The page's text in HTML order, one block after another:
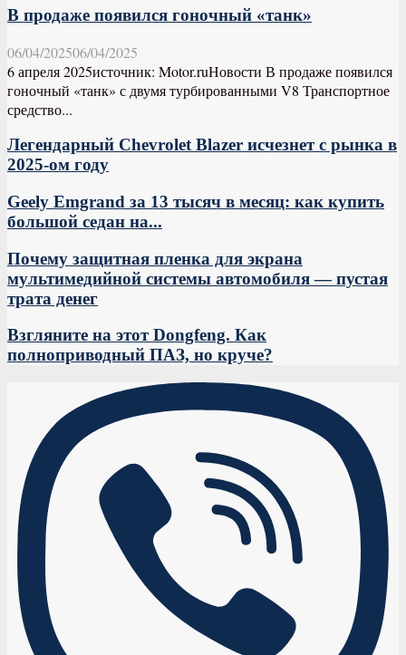
В продаже появился гоночный «танк»
06/04/202506/04/2025
6 апреля 2025источник: Motor.ruНовости В продаже появился
гоночный «танк» с двумя турбированными V8 Транспортное
средство...
Легендарный Chevrolet Blazer исчезнет с рынка в
2025-ом году
Geely Emgrand за 13 тысяч в месяц: как купить
большой седан на...
Почему защитная пленка для экрана
мультимедийной системы автомобиля — пустая
трата денег
Взгляните на этот Dongfeng. Как
полноприводный ПАЗ, но круче?